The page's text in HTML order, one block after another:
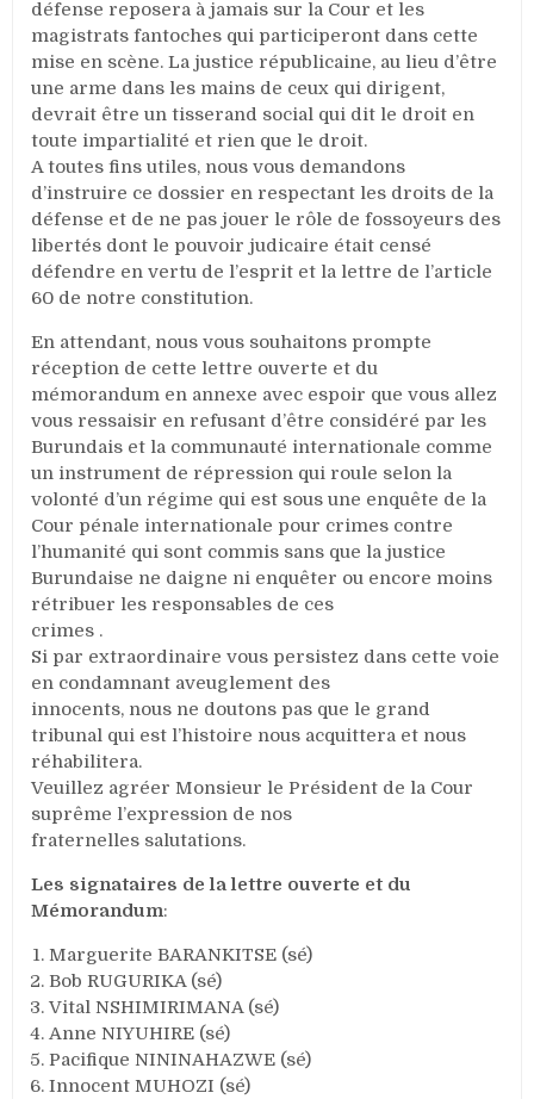
défense reposera à jamais sur la Cour et les
magistrats fantoches qui participeront dans cette
mise en scène. La justice républicaine, au lieu d’être
une arme dans les mains de ceux qui dirigent,
devrait être un tisserand social qui dit le droit en
toute impartialité et rien que le droit.
A toutes fins utiles, nous vous demandons
d’instruire ce dossier en respectant les droits de la
défense et de ne pas jouer le rôle de fossoyeurs des
libertés dont le pouvoir judicaire était censé
défendre en vertu de l’esprit et la lettre de l’article
60 de notre constitution.
En attendant, nous vous souhaitons prompte
réception de cette lettre ouverte et du
mémorandum en annexe avec espoir que vous allez
vous ressaisir en refusant d’être considéré par les
Burundais et la communauté internationale comme
un instrument de répression qui roule selon la
volonté d’un régime qui est sous une enquête de la
Cour pénale internationale pour crimes contre
l’humanité qui sont commis sans que la justice
Burundaise ne daigne ni enquêter ou encore moins
rétribuer les responsables de ces
crimes .
Si par extraordinaire vous persistez dans cette voie
en condamnant aveuglement des
innocents, nous ne doutons pas que le grand
tribunal qui est l’histoire nous acquittera et nous
réhabilitera.
Veuillez agréer Monsieur le Président de la Cour
suprême l’expression de nos
fraternelles salutations.
Les signataires de la lettre ouverte et du
Mémorandum:
Marguerite BARANKITSE (sé)
Bob RUGURIKA (sé)
Vital NSHIMIRIMANA (sé)
Anne NIYUHIRE (sé)
Pacifique NININAHAZWE (sé)
Innocent MUHOZI (sé)